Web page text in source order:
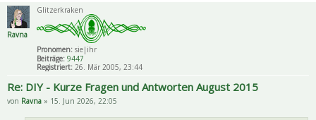
Ravna
Glitzerkraken
Pronomen: sie|ihr
Beiträge: 9447
Registriert: 26. Mär 2005, 23:44
Re: DIY - Kurze Fragen und Antworten August 2015
von Ravna » 15. Jun 2026, 22:05